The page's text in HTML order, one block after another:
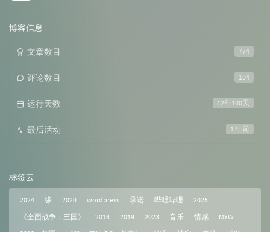
博客信息
774
文章数目
104
评论数目
12年100天
运行天数
1 年前
最后活动
标签云
2024 缘 2020 wordpress 承诺 哔哩哔哩
2025
《全面战争：三国》
2018 2019 2023 音乐 情感
MYW